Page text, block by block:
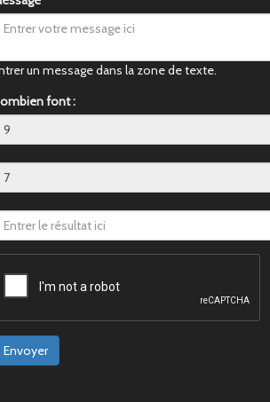
un message dans la zone de texte.
font :
Envoyer